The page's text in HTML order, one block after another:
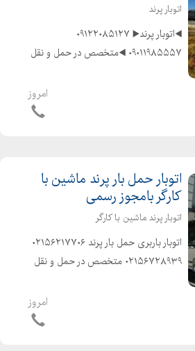
اتوبار پرند
۰۹۰۱۱۹۸۵۵۵۷ ◀️متخصص در حمل و نقل
و غیره ◀️باکادر مجرب و کارگران ماهر و کار
بلد و حرفهای و آذری زبان ◀️با ماشینهای
امروز
اتوبار حمل بار پرند ماشین با
کارگر بامجوز رسمی
اتوبار پرند ماشین با کارگر
۰۲۱۵۶۷۲۸۹۳۹ ️متخصص در حمل و نقل
و غیره ️باکادر مجرب و کارگران ماهر و کارامروز